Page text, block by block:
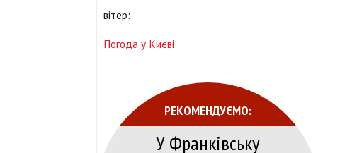
вітер:
Погода у Києві
РЕКОМЕНДУЄМО:
У Франківську